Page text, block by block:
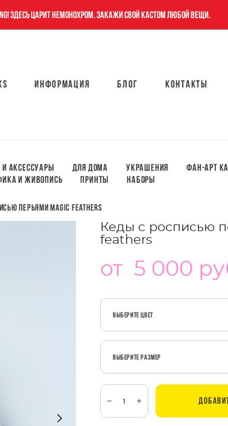
Здесь царит немонохром. Закажи свой кастом любой вещи.
Информация Блог Контакты
аксессуары Для дома Украшения Фан-арт
И ЖИВОПИСЬ
ПРИНТЫ НАБОРЫ
перьями magic feathers
Кеды с росписью
feathers
от 5 000
Выберите Цвет
Выберите Размер